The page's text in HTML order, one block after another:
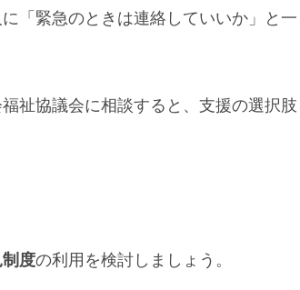
「緊急のときは連絡していいか」と一
祉協議会に相談すると、支援の選択肢
度の利用を検討しましょう。